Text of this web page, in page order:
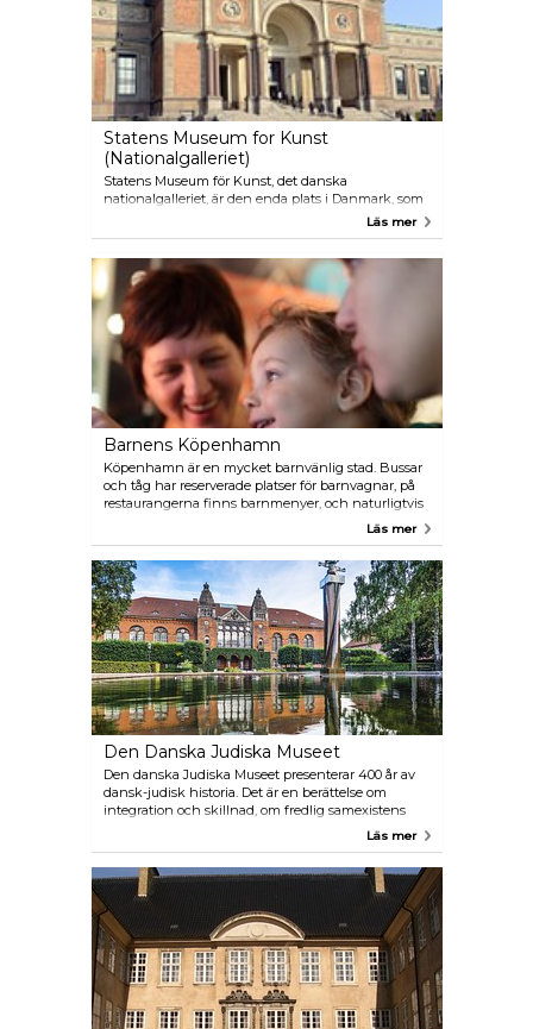
Statens Museum for Kunst
(Nationalgalleriet)
Statens Museum för Kunst, det danska
nationalgalleriet, är den enda plats i Danmark, som
har 700 år av västerländsk konst-och kulturhistoria
under ett tak. Följaktligen innebär ett besök på
modern och samtida konst, precis som
museibyggnaden i sig är en blandning av nytt och
gammalt. Förutom den permanenta utställningen
är museet också högst kapabelt att leverera
tillfälliga utställningar av internationell kvalitet och
stil.
Läs mer
Barnens Köpenhamn
Köpenhamn är en mycket barnvänlig stad. Bussar
och tåg har reserverade platser för barnvagnar, på
restaurangerna finns barnmenyer, och naturligtvis
erbjuds rabatterade priser på alla museer och
sagoland for barnen vare sig man väljer att umgås
mitt i nöjesparken eller ta det lungt i den fridfulla
parken.
Läs mer
Den Danska Judiska Museet
Den danska Judiska Museet presenterar 400 år av
dansk-judisk historia. Det är en berättelse om
integration och skillnad, om fredlig samexistens
och om mänskligheten. Den spektakulära
världsberömda arkitekten Daniel Libeskind.
Läs mer